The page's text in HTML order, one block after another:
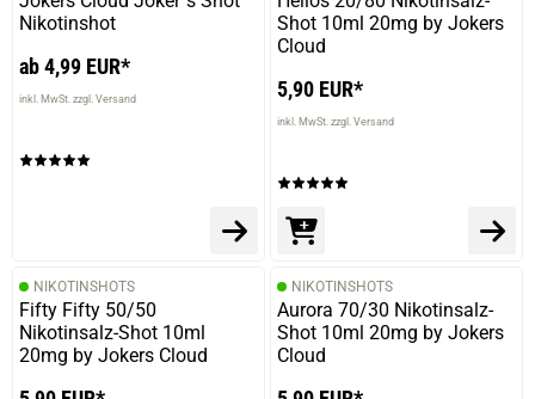
Nikotinshot
ab 4,99 EUR*
inkl. MwSt. zzgl. Versand
Shot 10ml 20mg by Jokers
Cloud
5,90 EUR*
inkl. MwSt. zzgl. Versand
NIKOTINSHOTS
Fifty Fifty 50/50
Nikotinsalz-Shot 10ml
20mg by Jokers Cloud
NIKOTINSHOTS
Aurora 70/30 Nikotinsalz-
Shot 10ml 20mg by Jokers
Cloud